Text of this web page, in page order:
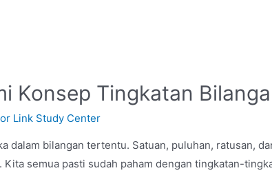
Konsep Tingkatan
Link Study Center
dalam bilangan tertentu. Satuan, puluhan, ratusan,
semua pasti sudah paham dengan tingkatan-